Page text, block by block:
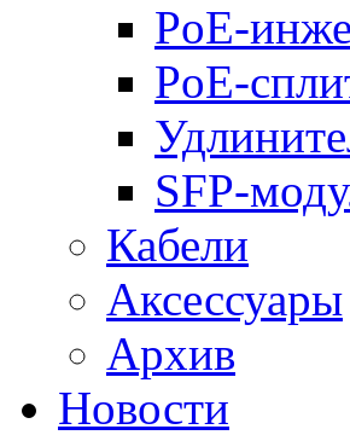
PoE-
PoE-
SFP-
Кабели
Аксессуары
Архив
Новости